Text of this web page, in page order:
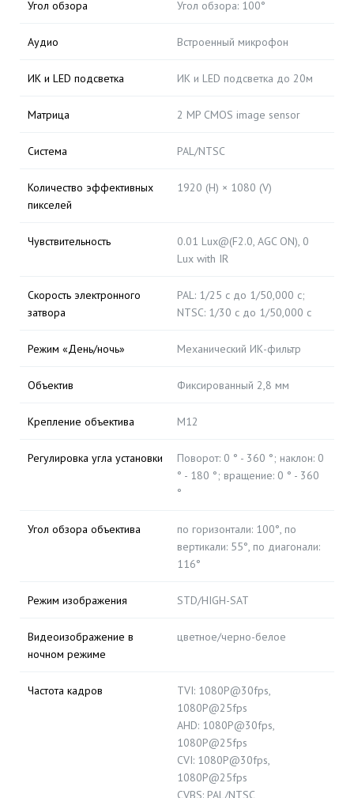
Угол обзора Угол обзора: 100°
Аудио Встроенный микрофон
ИК и LED подсветка ИК и LED подсветка до 20м
Матрица 2 MP CMOS image sensor
Система PAL/NTSC
Количество эффективных
пикселей
1920 (H) × 1080 (V)
Чувствительность
0.01 Lux@(F2.0, AGC ON), 0
Lux with IR
Скорость электронного
затвора
PAL: 1/25 с до 1/50,000 с;
NTSC: 1/30 с до 1/50,000 с
Режим «День/ночь» Механический ИК-фильтр
Объектив Фиксированный 2,8 мм
Крепление объектива М12
Регулировка угла установки
Поворот: 0 ° - 360 °; наклон: 0
° - 180 °; вращение: 0 ° - 360
°
Угол обзора объектива
по горизонтали: 100°, по
вертикали: 55°, по диагонали:
116°
Режим изображения STD/HIGH-SAT
Видеоизображение в
ночном режиме
цветное/черно-белое
Частота кадров
TVI: 1080P@30fps,
1080P@25fps
AHD: 1080P@30fps,
1080P@25fps
CVI: 1080P@30fps,
1080P@25fps
CVBS: PAL/NTSC